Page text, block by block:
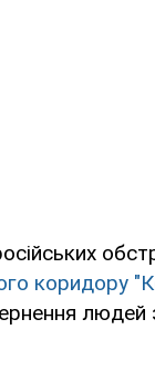
коридору
людей